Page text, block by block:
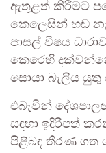
ඇතුළත් කිරීමට
කෙලෙසින් හඬ
පාසල් විෂය
කෙරෙහි
සොයා බැලිය යුතු
එබැවින්
සඳහා ඉදිරිපත්
පිළිබඳ තීරණ ගත